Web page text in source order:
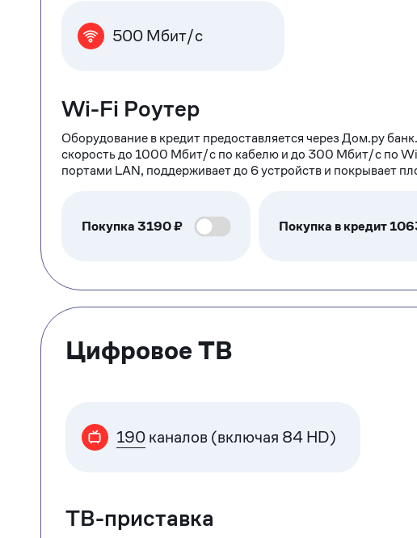
500 Мбит/с
Wi-Fi Роутер
Оборудование в кредит предоставляется через Дом.ру
скорость до 1000 Мбит/с по кабелю и до 300 Мбит/с по
портами LAN, поддерживает до 6 устройств и покрывает
Покупка3190₽ Покупка в кредит
Цифровое ТВ
190 каналов (включая 84 HD)
ТВ-приставка